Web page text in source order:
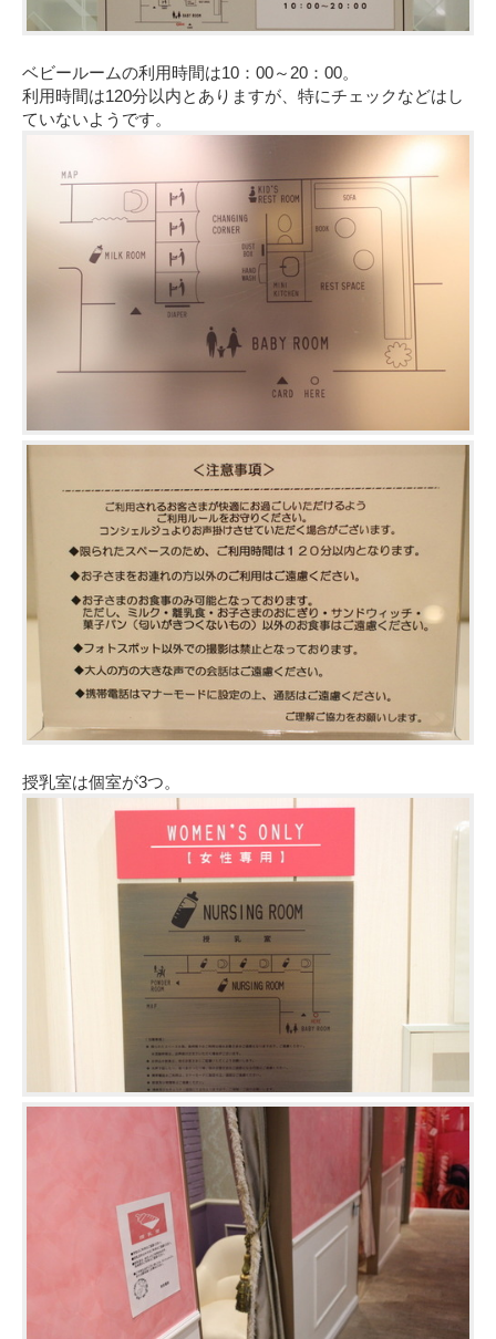
ベビールームの利用時間は10：00～20：00。
利用時間は120分以内とありますが、特にチェックなどはし
ていないようです。
授乳室は個室が3つ。